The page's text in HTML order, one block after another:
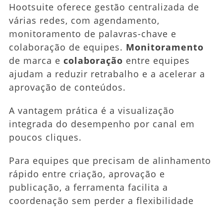
Hootsuite oferece gestão centralizada de
várias redes, com agendamento,
monitoramento de palavras-chave e
colaboração de equipes. Monitoramento
de marca e colaboração entre equipes
ajudam a reduzir retrabalho e a acelerar a
aprovação de conteúdos.
A vantagem prática é a visualização
integrada do desempenho por canal em
poucos cliques.
Para equipes que precisam de alinhamento
rápido entre criação, aprovação e
publicação, a ferramenta facilita a
coordenação sem perder a flexibilidade